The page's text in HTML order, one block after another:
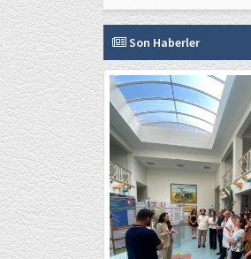
Son Haberler